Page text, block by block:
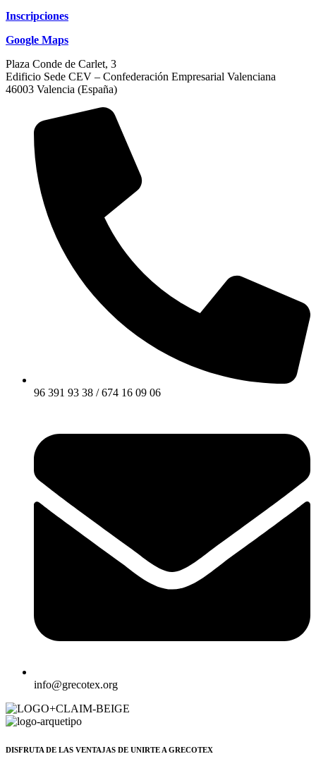
Inscripciones
Google Maps
Plaza Conde de Carlet, 3
Edificio Sede CEV – Confederación Empresarial Valenciana
46003 Valencia (España)
96 391 93 38 / 674 16 09 06
info@grecotex.org
DISFRUTA DE LAS VENTAJAS DE UNIRTE A GRECOTEX